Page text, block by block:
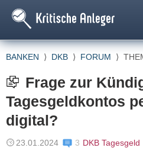
BANKEN ⟩ DKB ⟩ FORUM ⟩
Frage zur
Tagesgeldkontos
digital?
23.01.2024 3 DKB Tagesgeld